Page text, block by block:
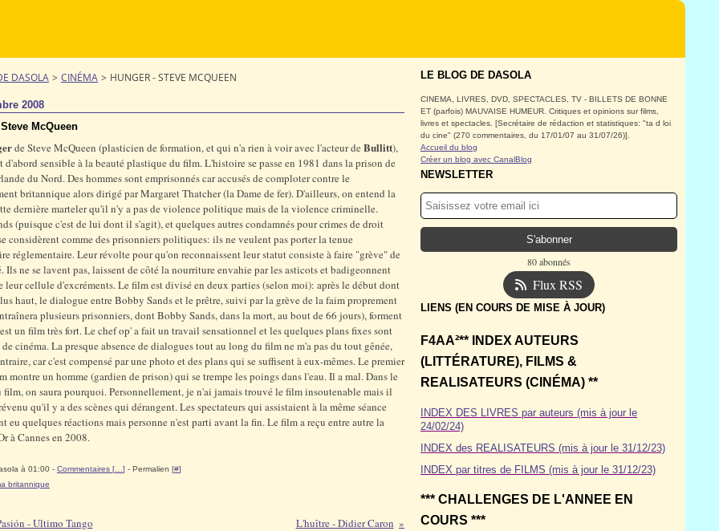
DASOLA > CINÉMA > HUNGER - STEVE MCQUEEN
2008
McQueen
de Steve McQueen (plasticien de formation, et qui n'a rien à voir avec l'acteur de Bullitt),
d'abord sensible à la beauté plastique du film. L'histoire se passe en 1981 dans la prison de
du Nord. Des hommes sont emprisonnés car accusés de comploter contre le
britannique alors dirigé par Margaret Thatcher (la Dame de fer). D'ailleurs, on entend la
dernière marteler qu'il n'y a pas de violence politique mais de la violence criminelle.
(puisque c'est de lui dont il s'agit), et quelques autres condamnés pour crimes de droit
considèrent comme des prisonniers politiques: ils ne veulent pas porter la tenue
réglementaire. Leur révolte pour qu'on reconnaissent leur statut consiste à faire "grève" de
Ils ne se lavent pas, laissent de côté la nourriture envahie par les asticots et badigeonnent
leur cellule d'excréments. Le film est divisé en deux parties (selon moi): après le début dont
haut, le dialogue entre Bobby Sands et le prêtre, suivi par la grève de la faim proprement
plusieurs prisonniers, dont Bobby Sands, dans la mort, au bout de 66 jours), forment
un film très fort. Le chef op' a fait un travail sensationnel et les quelques plans fixes sont
de cinéma. La presque absence de dialogues tout au long du film ne m'a pas du tout gênée,
car c'est compensé par une photo et des plans qui se suffisent à eux-mêmes. Le premier
montre un homme (gardien de prison) qui se trempe les poings dans l'eau. Il a mal. Dans le
film, on saura pourquoi. Personnellement, je n'ai jamais trouvé le film insoutenable mais il
qu'il y a des scènes qui dérangent. Les spectateurs qui assistaient à la même séance
eu quelques réactions mais personne n'est parti avant la fin. Le film a reçu entre autre la
à Cannes en 2008.
à 01:00 - Commentaires [ ] - Permalien [#]
britannique
- Ultimo Tango L'huître - Didier Caron
LE BLOG DE DASOLA
CINEMA, LIVRES, DVD, SPECTACLES, TV - BILLETS DE BONNE
ET (parfois) MAUVAISE HUMEUR. Critiques et opinions sur films,
livres et spectacles. [Secrétaire de rédaction et statistiques: "ta d loi
du cine" (270 commentaires, du 17/01/07 au 31/07/26)].
Accueil du blog
Créer un blog avec CanalBlog
NEWSLETTER
80 abonnés
Flux RSS
LIENS (EN COURS DE MISE À JOUR)
F4AA²** INDEX AUTEURS
(LITTÉRATURE), FILMS &
REALISATEURS (CINÉMA) **
INDEX DES LIVRES par auteurs (mis à jour le
24/02/24)
INDEX des REALISATEURS (mis à jour le 31/12/23)
INDEX par titres de FILMS (mis à jour le 31/12/23)
*** CHALLENGES DE L'ANNEE EN
COURS ***